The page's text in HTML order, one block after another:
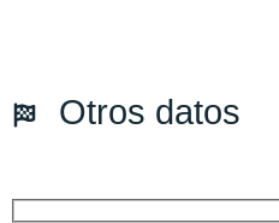
Transmisión:Automático
Potencia:571CV
Otros datos